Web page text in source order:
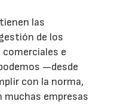
las
de los
comerciales e
—desde
con la norma,
empresas